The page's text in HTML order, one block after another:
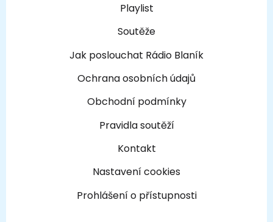
Playlist
Soutěže
Jak poslouchat Rádio Blaník
Ochrana osobních údajů
Obchodní podmínky
Pravidla soutěží
Kontakt
Nastavení cookies
Prohlášení o přístupnosti